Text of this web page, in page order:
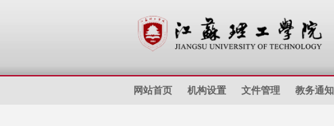
网站首页 机构设置 文件管理 教务通知